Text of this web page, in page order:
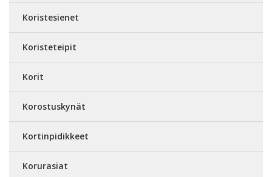
Koristesienet
Koristeteipit
Korit
Korostuskynät
Kortinpidikkeet
Korurasiat